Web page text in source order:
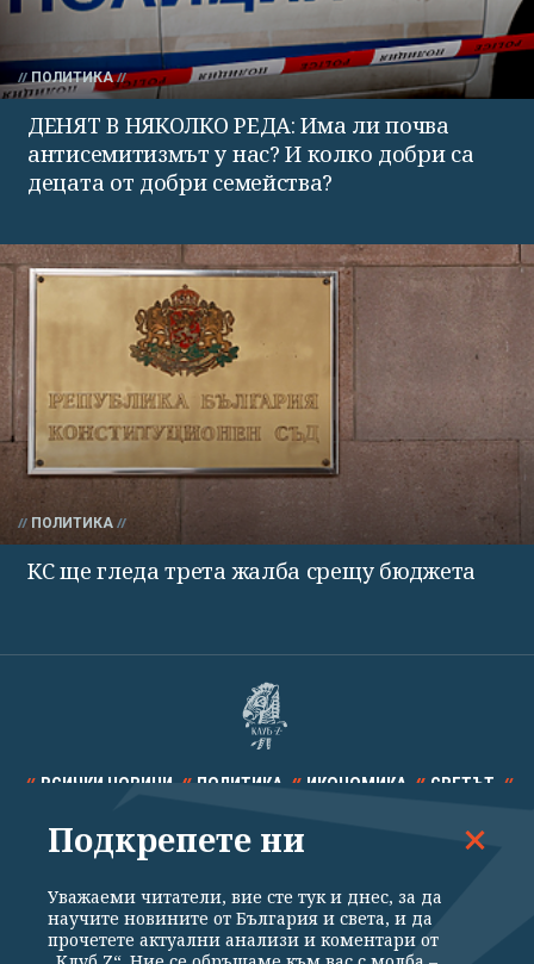
ПОЛИТИКА
ДЕНЯТ В НЯКОЛКО РЕДА: Има ли почва
антисемитизмът у нас? И колко добри са
децата от добри семейства?
ПОЛИТИКА
КС ще гледа трета жалба срещу бюджета
ВСИЧКИ НОВИНИ ПОЛИТИКА ИКОНОМИКА СВЕТЪТ
СПОРТ КУЛТУРА ТЕХНОЛОГИИ КАЛЕЙДОСКОП
Подкрепете ни
Уважаеми читатели, вие сте тук и днес, за да
научите новините от България и света, и да
прочетете актуални анализи и коментари от